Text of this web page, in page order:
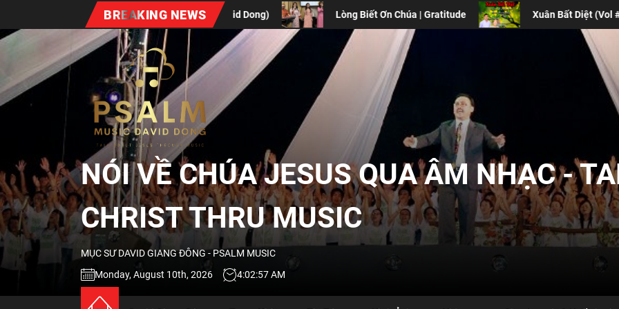
the
BREAKING NEWS
On Jesus (David Dong) Lòng Biết Ơn Chúa | Gratitude Xuân Bất Diệt (Vol #7) Định Nghĩa Về
NÓI
VỀ
CHÚA
JESUS
QUA
ÂM
NÓI VỀ CHÚA JESUS QUA ÂM NHẠC -
CHRIST THRU MUSIC
MỤC SƯ DAVID GIANG ĐÔNG - PSALM MUSIC
Monday, August 10th, 2026
4:02:59 AM